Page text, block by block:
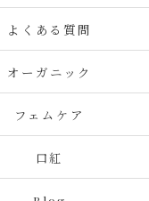
よくある質問
オーガニック
フェムケア
口紅